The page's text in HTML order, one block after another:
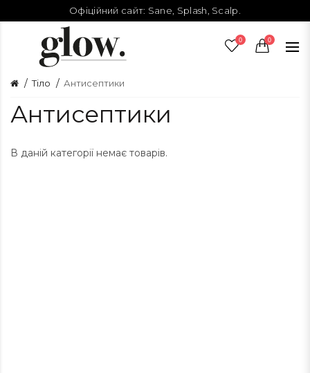
Офіційний сайт: Sane Splash Scalp
0 0
Тіло Антисептики
Антисептики
В даній категорії немає товарів.